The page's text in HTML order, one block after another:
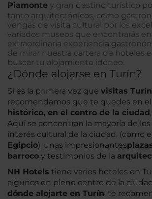
Piamonte y gran destino turístico
tanto arquitectónicos, como
vengas de visita cultural por los
variados museos que encontrarás
extraordinaria experiencia
de mirar nuestra cartera de hoteles
buscar tu alojamiento idóneo.
¿Dónde alojarse en Turín?
Si es la primera vez que visitas Turín
recomendamos que te quedes en el
histórico, en el centro de la ciudad
Aquí se concentran la mayoría de
interés cultural de la ciudad, (como
Egipcio), unas impresionantes
barroco y testimonios de la
NH Hotels tiene varios hoteles en
algunos en pleno centro de la
dónde alojarte en Turín, te